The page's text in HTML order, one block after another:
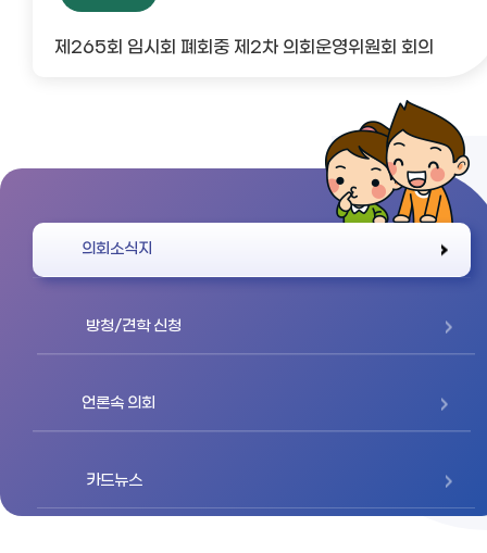
제265회 임시회 폐회중 제2차 의회운영위원회 회의
의회소식지
방청/견학 신청
언론속 의회
카드뉴스